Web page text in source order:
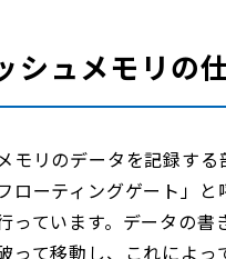
シュメモリの
モリのデータを記録する
ローティングゲート」
っています。データの
って移動し、これによっ